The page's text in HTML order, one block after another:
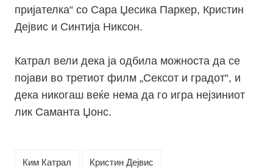
пријателка“ со Сара Џесика Паркер, Кристин
Дејвис и Синтија Никсон.
Катрал вели дека ја одбила можноста да се
појави во третиот филм „Сексот и градот“, и
дека никогаш веќе нема да го игра нејзиниот
лик Саманта Џонс.
Ким Катрал Кристин Дејвис